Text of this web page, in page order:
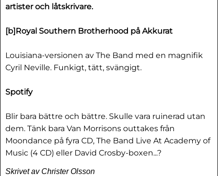
artister och låtskrivare.
[b]Royal Southern Brotherhood på Akkurat
Louisiana-versionen av The Band med en magnifik
Cyril Neville. Funkigt, tätt, svängigt.
Spotify
Blir bara bättre och bättre. Skulle vara ruinerad utan
dem. Tänk bara Van Morrisons outtakes från
Moondance på fyra CD, The Band Live At Academy of
Music (4 CD) eller David Crosby-boxen...?
Skrivet av Christer Olsson